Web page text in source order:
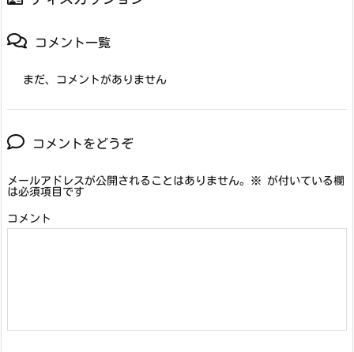
コメント一覧
まだ、コメントがありません
コメントをどうぞ
メールアドレスが公開されることはありません。 ※ が付いている欄
は必須項目です
コメント